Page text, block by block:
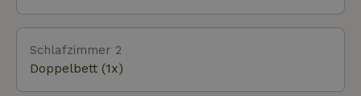
ungestört vorbei. Im Sommer springen wir von der
Terrasse ins Wasser, um zu schwimmen
(Schwimmsteg seit 2022 vorhanden); im Winter
ziehen wir hoffentlich jedes Jahr die Schlittschuhe
an, aber die meiste Zeit halten wir uns an eine
Schlafzimmer 2
Doppelbett (1x)